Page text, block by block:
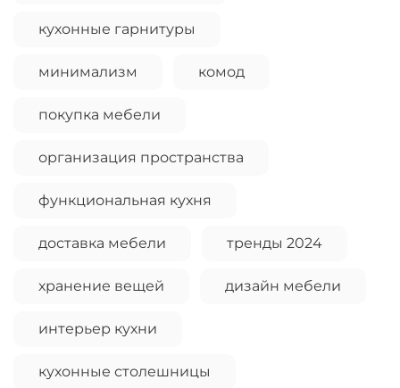
кухонные гарнитуры
минимализм комод
покупка мебели
организация пространства
функциональная кухня
доставка мебели тренды 2024
хранение вещей дизайн мебели
интерьер кухни
кухонные столешницы
25
Остались вопросы?